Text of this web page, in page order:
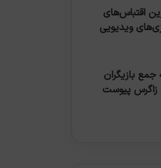
اقتباس‌های
ویدیویی
بازیگران
زاگرس پیوست